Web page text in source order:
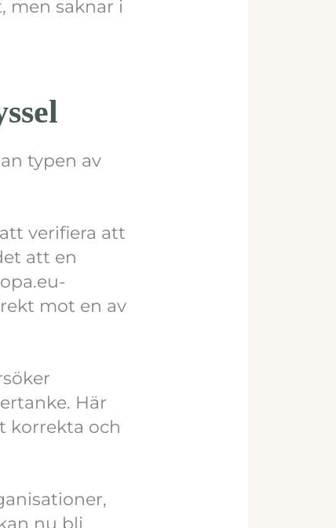
men saknar i
typen av
verifiera att
att en
mot en av
Här
korrekta och
nu bli